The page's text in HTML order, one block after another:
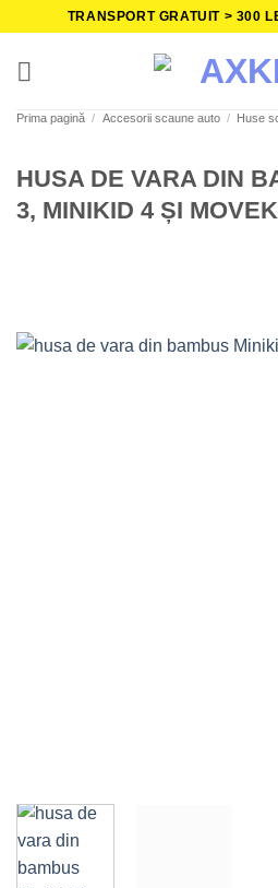
content
TRANSPORT GRATUIT > 300
Prima pagină / Accesorii scaune auto / Huse
HUSA DE VARA DIN
3, MINIKID 4 ȘI